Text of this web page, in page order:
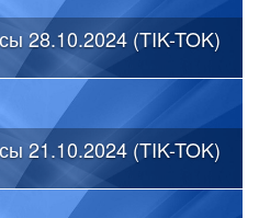
28.10.2024 (TIK-TOK)
21.10.2024 (TIK-TOK)